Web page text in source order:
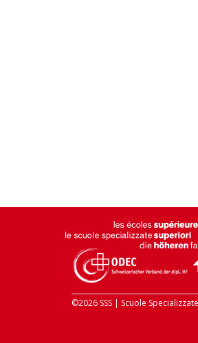
©2026 SSS | Scuole